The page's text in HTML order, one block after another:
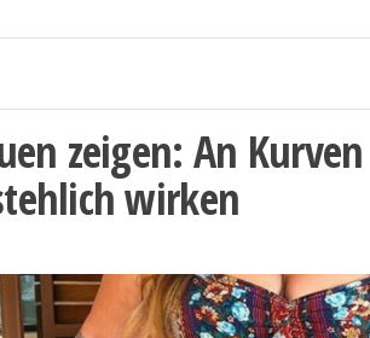
zeigen: An
wirken